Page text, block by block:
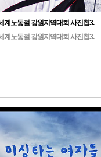
계노동절 강원지역대회 사진첩3.
계노동절 강원지역대회 사진첩3.